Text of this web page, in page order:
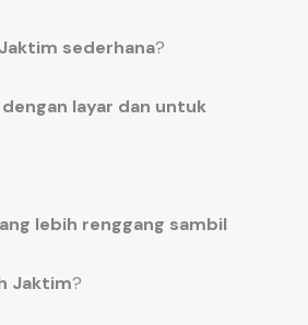
sederhana?
dengan layar dan untuk
lebih renggang sambil
Jaktim?